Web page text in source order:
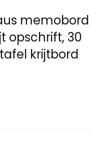
memobord
opschrift, 30
krijtbord